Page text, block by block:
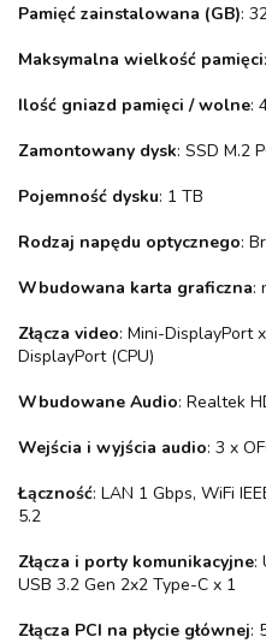
Pamięć zainstalowana (GB):
Maksymalna wielkość pamięci
Ilość gniazd pamięci / wolne:
Zamontowany dysk: SSD M.2
Pojemność dysku: 1 TB
Rodzaj napędu optycznego:
Wbudowana karta graficzna:
Złącza video: Mini-DisplayPort
DisplayPort (CPU)
Wbudowane Audio: Realtek
Wejścia i wyjścia audio: 3 x
Łączność: LAN 1 Gbps, WiFi
5.2
Złącza i porty komunikacyjne:
USB 3.2 Gen 2x2 Type-C x 1
Złącza PCI na płycie głównej: